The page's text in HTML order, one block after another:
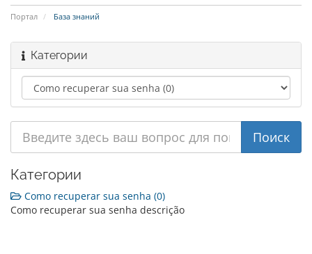
Портал База знаний
Категории
Категории
Como recuperar sua senha (0)
Como recuperar sua senha descrição